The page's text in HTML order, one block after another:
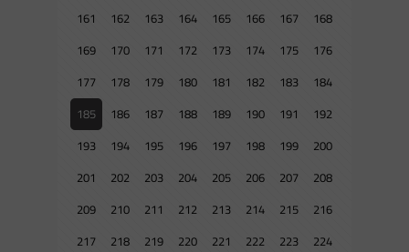
161
162 163 164 165 166 167
168
169
170 171 172 173 174 175
176
177
178 179 180 181 182 183
184
185
186 187 188 189 190 191
192
193
194 195 196 197 198 199
200
201
202 203 204 205 206 207
208
209
210 211 212 213 214 215
216
217
218 219 220 221 222 223
224